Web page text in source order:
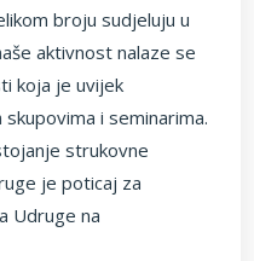
broju sudjeluju u
aktivnost nalaze se
koja je uvijek
i seminarima.
strukovne
je poticaj za
Udruge na